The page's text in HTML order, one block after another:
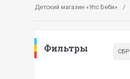
Детский магазин «Упс Беби»
Фильтры